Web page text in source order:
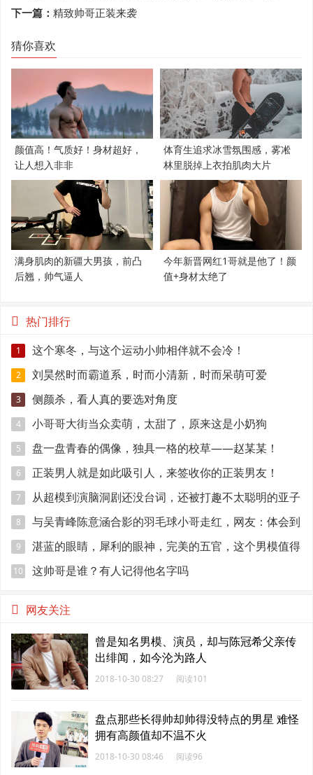
下一篇： 精致帅哥正装来袭
猜你喜欢
颜值高！气质好！身材超好，
让人想入非非
体育生追求冰雪氛围感，雾凇
林里脱掉上衣拍肌肉大片
满身肌肉的新疆大男孩，前凸
后翘，帅气逼人
今年新晋网红1哥就是他了！颜
值+身材太绝了
热门排行
1 这个寒冬，与这个运动小帅相伴就不会冷！
2 刘昊然时而霸道系，时而小清新，时而呆萌可爱
3 侧颜杀，看人真的要选对角度
4 小哥哥大街当众卖萌，太甜了，原来这是小奶狗
5 盘一盘青春的偶像，独具一格的校草——赵某某！
6 正装男人就是如此吸引人，来签收你的正装男友！
7 从超模到演脑洞剧还没台词，还被打趣不太聪明的亚子
8
与吴青峰陈意涵合影的羽毛球小哥走红，网友：体会到
萧亚轩的快乐
9
湛蓝的眼睛，犀利的眼神，完美的五官，这个男模值得
关注！
10 这帅哥是谁？有人记得他名字吗
网友关注
曾是知名男模、演员，却与陈冠希父亲传
出绯闻，如今沦为路人
2018-10-30 08:27 阅读101
盘点那些长得帅却帅得没特点的男星 难怪
拥有高颜值却不温不火
2018-10-30 08:46 阅读96